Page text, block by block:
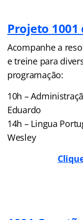
Projeto 1001
Acompanhe a
e treine para
programação:
10h –
Eduardo
14h – Lingua
Wesley